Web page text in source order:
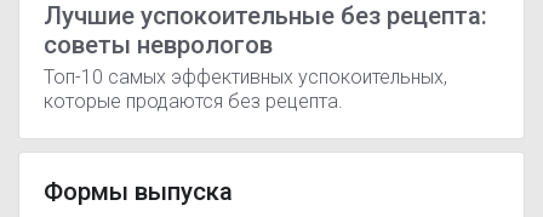
Лучшие успокоительные без рецепта:
советы неврологов
Топ-10 самых эффективных успокоительных,
которые продаются без рецепта.
Формы выпуска